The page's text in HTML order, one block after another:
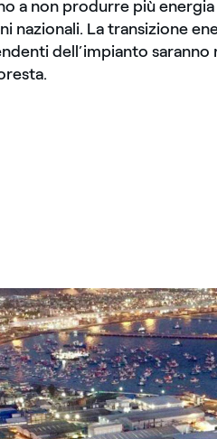
a non produrre più
nazionali. La transizione
dell’impianto